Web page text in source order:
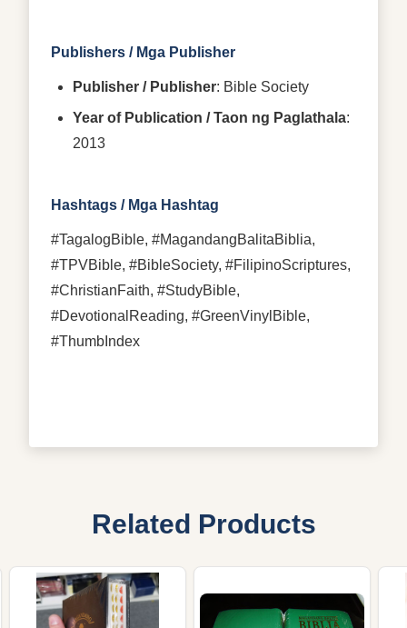
Publishers / Mga Publisher
Publisher / Publisher: Bible Society
Year of Publication / Taon ng Paglathala:
2013
Hashtags / Mga Hashtag
#TagalogBible, #MagandangBalitaBiblia,
#TPVBible, #BibleSociety, #FilipinoScriptures,
#ChristianFaith, #StudyBible,
#DevotionalReading, #GreenVinylBible,
#ThumbIndex
Related Products